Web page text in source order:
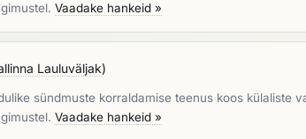
Vaadake hankeid »
Lauluväljak)
sündmuste korraldamise teenus koos
Vaadake hankeid »